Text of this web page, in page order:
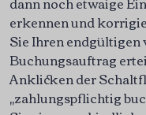
erkennen und
Sie Ihren
Buchungsauftrag
Anklicken der
„zahlungspflichtig